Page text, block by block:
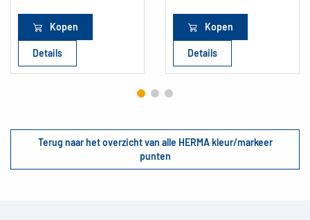
Kopen
Details
Kopen
Details
Terug naar het overzicht van alle HERMA kleur/markeer
punten